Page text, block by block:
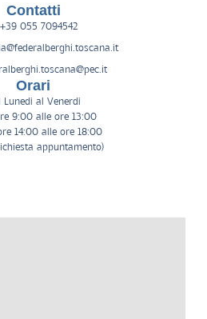
Contatti
055 7094542
Orari
Lunedì al Venerdì
9:00 alle ore 13:00
14:00 alle ore 18:00
appuntamento)